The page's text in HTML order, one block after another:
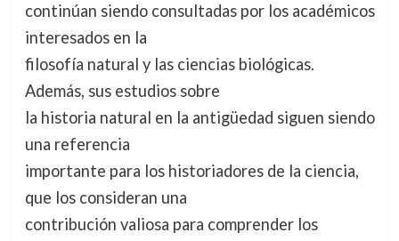
continúan siendo consultadas por los académicos
interesados en la
filosofía natural y las ciencias biológicas.
Además, sus estudios sobre
la historia natural en la antigüedad siguen siendo
una referencia
importante para los historiadores de la ciencia,
que los consideran una
contribución valiosa para comprender los